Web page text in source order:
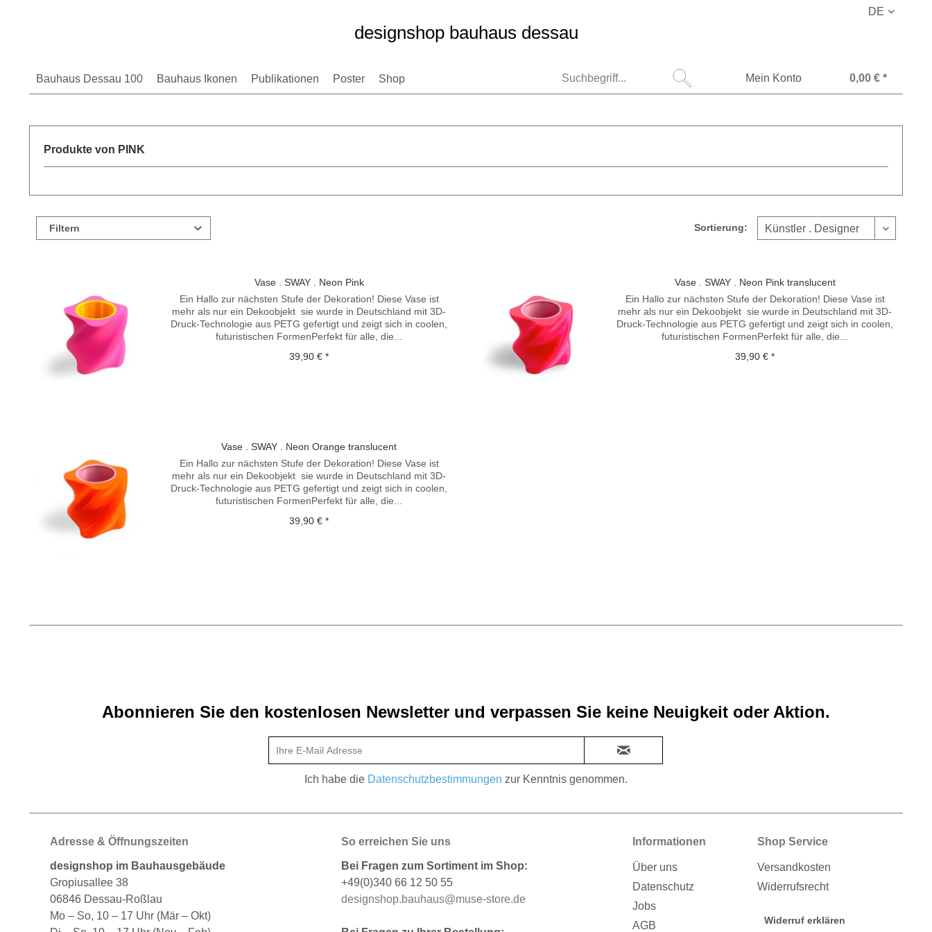
DE
designshop bauhaus dessau
Bauhaus Dessau 100 Bauhaus Ikonen Publikationen Poster Shop Mein Konto 0,00 € *
Produkte von PINK
Filtern Sortierung:
Vase . SWAY . Neon Pink
Ein Hallo zur nächsten Stufe der Dekoration! Diese Vase ist
mehr als nur ein Dekoobjekt  sie wurde in Deutschland mit 3D-
Druck-Technologie aus PETG gefertigt und zeigt sich in coolen,
futuristischen FormenPerfekt für alle, die...
39,90 € *
Vase . SWAY . Neon Pink translucent
Ein Hallo zur nächsten Stufe der Dekoration! Diese Vase ist
mehr als nur ein Dekoobjekt  sie wurde in Deutschland mit 3D-
Druck-Technologie aus PETG gefertigt und zeigt sich in coolen,
futuristischen FormenPerfekt für alle, die...
39,90 € *
Vase . SWAY . Neon Orange translucent
Ein Hallo zur nächsten Stufe der Dekoration! Diese Vase ist
mehr als nur ein Dekoobjekt  sie wurde in Deutschland mit 3D-
Druck-Technologie aus PETG gefertigt und zeigt sich in coolen,
futuristischen FormenPerfekt für alle, die...
39,90 € *
Abonnieren Sie den kostenlosen Newsletter und verpassen Sie keine Neuigkeit oder Aktion.
Ich habe die Datenschutzbestimmungen zur Kenntnis genommen.
Adresse & Öffnungszeiten
designshop im Bauhausgebäude
Gropiusallee 38
06846 Dessau-Roßlau
Mo – So, 10 – 17 Uhr (Mär – Okt)
So erreichen Sie uns
Bei Fragen zum Sortiment im Shop:
+49(0)340 66 12 50 55
designshop.bauhaus@muse-store.de
Informationen
Über uns
Datenschutz
Jobs
AGB
Shop Service
Versandkosten
Widerrufsrecht
Widerruf erklären